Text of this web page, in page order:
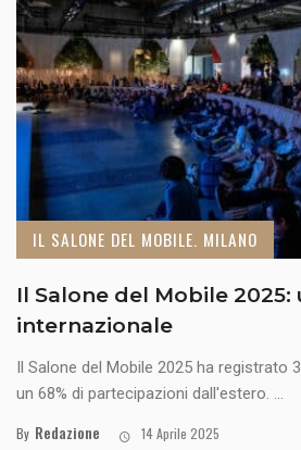
IL SALONE DEL MOBILE. MILANO
Il Salone del Mobile 2025:
internazionale
Il Salone del Mobile 2025 ha registrato
un 68% di partecipazioni dall'estero. ...
By Redazione 14 Aprile 2025